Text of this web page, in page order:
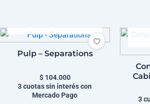
Pulp – Separations
$104.000
3 cuotas sin interés con
Mercado Pago
3